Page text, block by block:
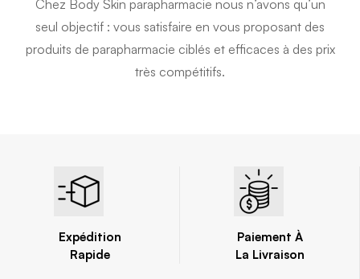
Chez Body Skin parapharmacie nous n’avons qu’un
seul objectif : vous satisfaire en vous proposant des
produits de parapharmacie ciblés et efficaces à des prix
très compétitifs.
Paiement À
La Livraison
Expédition
Rapide